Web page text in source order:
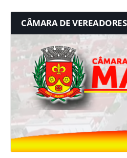
CÂMARA DE VEREADORES